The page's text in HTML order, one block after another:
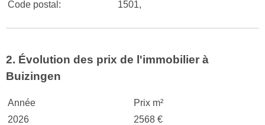
Code postal:
1501,
2. Évolution des prix de l'immobilier à
Buizingen
Année
Prix m²
2026
2568 €